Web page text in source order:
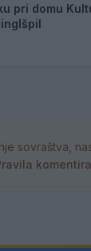
pri domu
sovraštva,